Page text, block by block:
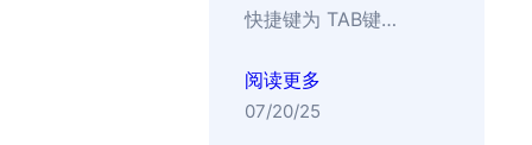
快捷键为 TAB键…
阅读更多
07/20/25